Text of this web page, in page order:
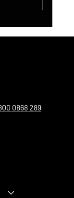
0868 289